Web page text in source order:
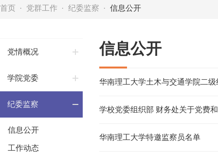
首页 党群工作 纪委监察 信息公开
党情概况
学院党委
纪委监察
信息公开
工作动态
信息公开
华南理工大学土木与交通学院二
学校党委组织部 财务处关于党费
华南理工大学特邀监察员名单